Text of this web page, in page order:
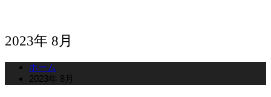
2023年 8月
ホーム
2023年 8月